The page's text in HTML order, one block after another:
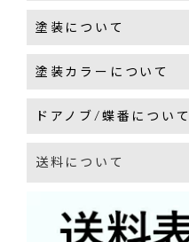
塗装について
塗装カラーについて
ドアノブ/蝶番について
送料について